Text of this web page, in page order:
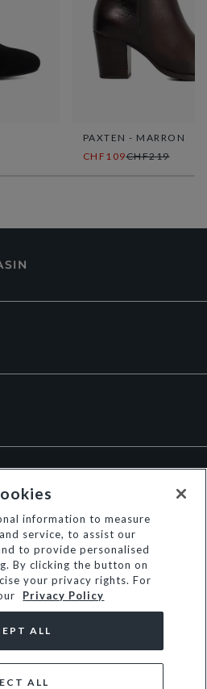
PAXTEN - MARRON
CHF109CHF219
information to measure
service, to assist our
to provide personalised
By clicking the button on
your privacy rights. For
Privacy Policy
ALL
ALL